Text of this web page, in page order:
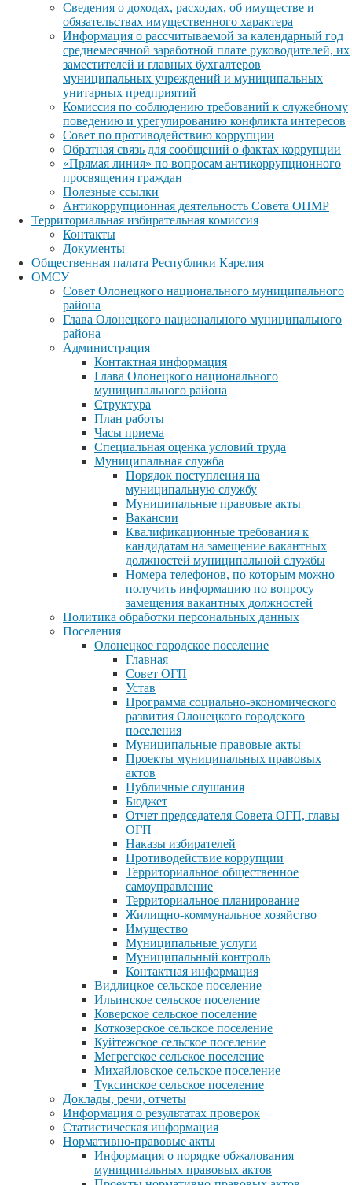
Сведения о доходах, расходах, об имуществе и
обязательствах имущественного характера
Информация о рассчитываемой за календарный год
среднемесячной заработной плате руководителей, их
заместителей и главных бухгалтеров
муниципальных учреждений и муниципальных
унитарных предприятий
Комиссия по соблюдению требований к служебному
поведению и урегулированию конфликта интересов
Совет по противодействию коррупции
Обратная связь для сообщений о фактах коррупции
«Прямая линия» по вопросам антикоррупционного
просвящения граждан
Полезные ссылки
Антикоррупционная деятельность Совета ОНМР
Территориальная избирательная комиссия
Контакты
Документы
Общественная палата Республики Карелия
ОМСУ
Совет Олонецкого национального муниципального
района
Глава Олонецкого национального муниципального
района
Администрация
Контактная информация
Глава Олонецкого национального
муниципального района
Структура
План работы
Часы приема
Специальная оценка условий труда
Муниципальная служба
Порядок поступления на
муниципальную службу
Муниципальные правовые акты
Вакансии
Квалификационные требования к
кандидатам на замещение вакантных
должностей муниципальной службы
Номера телефонов, по которым можно
получить информацию по вопросу
замещения вакантных должностей
Политика обработки персональных данных
Поселения
Олонецкое городское поселение
Главная
Совет ОГП
Устав
Программа социально-экономического
развития Олонецкого городского
поселения
Муниципальные правовые акты
Проекты муниципальных правовых
актов
Публичные слушания
Бюджет
Отчет председателя Совета ОГП, главы
ОГП
Наказы избирателей
Противодействие коррупции
Территориальное общественное
самоуправление
Территориальное планирование
Жилищно-коммунальное хозяйство
Имущество
Муниципальные услуги
Муниципальный контроль
Контактная информация
Видлицкое сельское поселение
Ильинское сельское поселение
Коверское сельское поселение
Коткозерское сельское поселение
Куйтежское сельское поселение
Мегрегское сельское поселение
Михайловское сельское поселение
Туксинское сельское поселение
Доклады, речи, отчеты
Информация о результатах проверок
Статистическая информация
Нормативно-правовые акты
Информация о порядке обжалования
муниципальных правовых актов